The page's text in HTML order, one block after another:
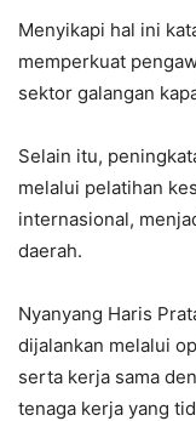
Menyikapi hal ini
memperkuat
sektor galangan
Selain itu,
melalui pelatihan
internasional,
daerah.
Nyanyang Haris
dijalankan melalui
serta kerja sama
tenaga kerja yang